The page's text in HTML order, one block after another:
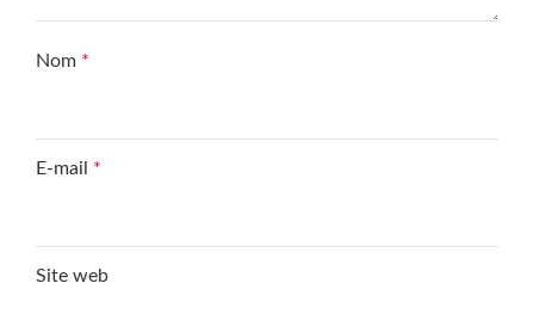
Nom *
E-mail *
Site web